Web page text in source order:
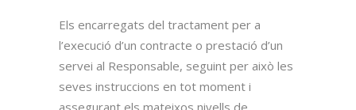
Els encarregats del tractament per a
l’execució d’un contracte o prestació d’un
servei al Responsable, seguint per això les
seves instruccions en tot moment i
assegurant els mateixos nivells de